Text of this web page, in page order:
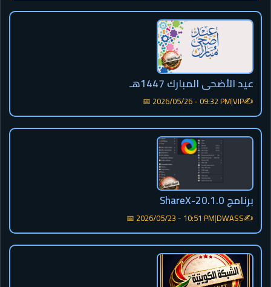
عيد الأضحى المبارك 1447هـ
✍️
VIP
|
📅 2026/05/26 - 09:32 PM
برنامج ShareX-20.1.0
✍️
DWASS
|
📅 2026/05/23 - 10:51 PM